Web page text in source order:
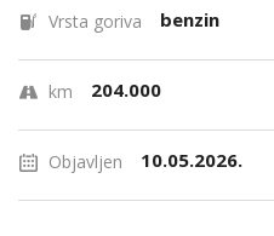
Vrsta goriva benzin
km 204.000
Objavljen 10.05.2026.